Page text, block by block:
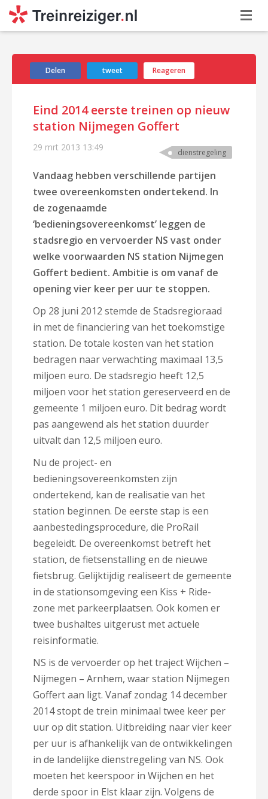
Delen tweet Reageren
Eind 2014 eerste treinen op nieuw
station Nijmegen Goffert
29 mrt 2013 13:49 dienstregeling
Vandaag hebben verschillende partijen
twee overeenkomsten ondertekend. In
de zogenaamde
‘bedieningsovereenkomst’ leggen de
stadsregio en vervoerder NS vast onder
welke voorwaarden NS station Nijmegen
Goffert bedient. Ambitie is om vanaf de
opening vier keer per uur te stoppen.
Op 28 juni 2012 stemde de Stadsregioraad
in met de financiering van het toekomstige
station. De totale kosten van het station
bedragen naar verwachting maximaal 13,5
miljoen euro. De stadsregio heeft 12,5
miljoen voor het station gereserveerd en de
gemeente 1 miljoen euro. Dit bedrag wordt
pas aangewend als het station duurder
uitvalt dan 12,5 miljoen euro.
Nu de project- en
bedieningsovereenkomsten zijn
ondertekend, kan de realisatie van het
station beginnen. De eerste stap is een
aanbestedingsprocedure, die ProRail
begeleidt. De overeenkomst betreft het
station, de fietsenstalling en de nieuwe
fietsbrug. Gelijktijdig realiseert de gemeente
in de stationsomgeving een Kiss + Ride-
zone met parkeerplaatsen. Ook komen er
twee bushaltes uitgerust met actuele
reisinformatie.
NS is de vervoerder op het traject Wijchen –
Nijmegen – Arnhem, waar station Nijmegen
Goffert aan ligt. Vanaf zondag 14 december
2014 stopt de trein minimaal twee keer per
uur op dit station. Uitbreiding naar vier keer
per uur is afhankelijk van de ontwikkelingen
in de landelijke dienstregeling van NS. Ook
moeten het keerspoor in Wijchen en het
derde spoor in Elst klaar zijn. Volgens de